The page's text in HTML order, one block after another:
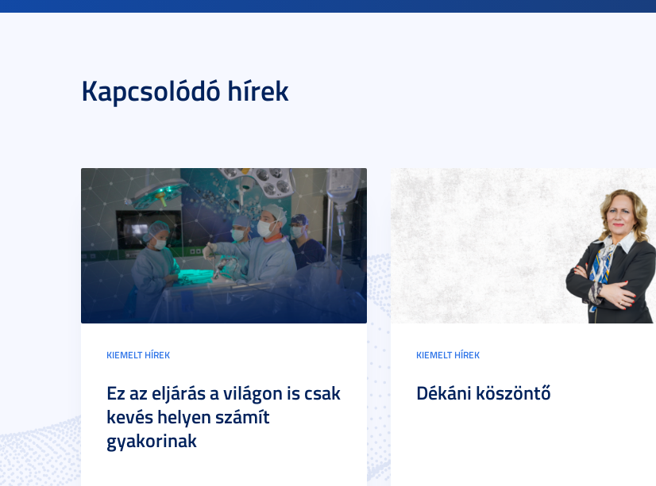
Kapcsolódó hírek
KIEMELT HÍREK
Ez az eljárás a világon is csak
kevés helyen számít
gyakorinak
KIEMELT HÍREK
Dékáni köszöntő